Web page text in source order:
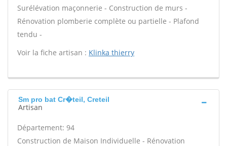
Surélévation maçonnerie - Construction de murs -
Rénovation plomberie complète ou partielle - Plafond
tendu -
Voir la fiche artisan : Klinka thierry
Sm pro bat Cr�teil, Creteil
Artisan
Département: 94
Construction de Maison Individuelle - Rénovation